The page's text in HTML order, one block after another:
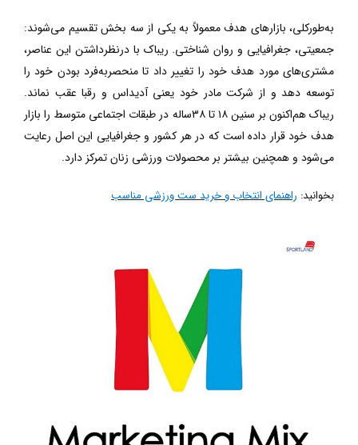
به‌طورکلی، بازارهای هدف معمولاً به یکی از سه بخش تقسیم می‌شوند:
جمعیتی، جغرافیایی و روان شناختی. ریباک با درنظرداشتن این عناصر،
مشتری‌های مورد هدف خود را تغییر داد تا منحصربه‌فرد بودن خود را
توسعه دهد و از شرکت مادر خود یعنی آدیداس و رقبا عقب نماند.
ریباک هم‌اکنون بر سنین۱۸تا۳۸ساله در طبقات اجتماعی متوسط را بازار
هدف خود قرار داده است که در هر کشور و جغرافیایی این اصل رعایت
می‌شود و همچنین بیشتر بر محصولات ورزشی زنان تمرکز دارد.
بخوانید: راهنمای انتخاب و خرید ست ورزشی مناسب